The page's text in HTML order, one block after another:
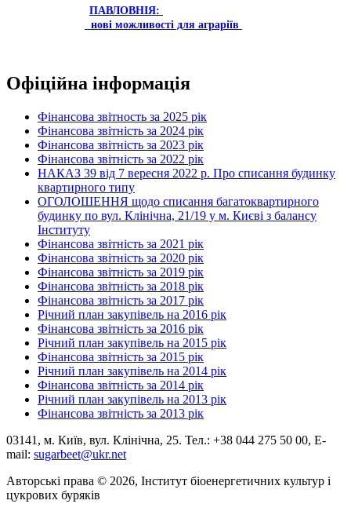
ПАВЛОВНІЯ:
нові можливості для аграріїв
Офіційна інформація
Фінансова звітность за 2025 рік
Фінансова звітність за 2024 рік
Фінансова звітність за 2023 рік
Фінансова звітність за 2022 рік
НАКАЗ 39 від 7 вересня 2022 р. Про списання будинку
квартирного типу
ОГОЛОШЕННЯ щодо списання багатоквартирного
будинку по вул. Клінічна, 21/19 у м. Києві з балансу
Інституту
Фінансова звітність за 2021 рік
Фінансова звітність за 2020 рік
Фінансова звітність за 2019 рік
Фінансова звітність за 2018 рік
Фінансова звітність за 2017 рік
Річний план закупівель на 2016 рік
Фінансова звітність за 2016 рік
Річний план закупівель на 2015 рік
Фінансова звітність за 2015 рік
Річний план закупівель на 2014 рік
Фінансова звітність за 2014 рік
Річний план закупівель на 2013 рік
Фінансова звітність за 2013 рік
03141, м. Київ, вул. Клінічна, 25. Тел.: +38 044 275 50 00, E-
mail: sugarbeet@ukr.net
Авторські права © 2026, Інститут біоенергетичних культур і
цукрових буряків